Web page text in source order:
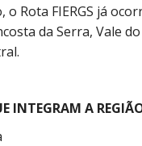
o Rota FIERGS já
da Serra, Vale
INTEGRAM A